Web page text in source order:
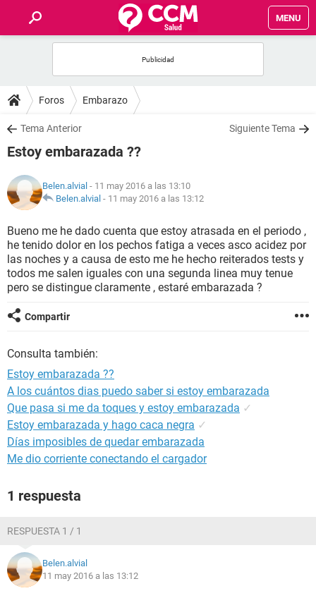
MENU
FOROS
SALUD
FAMILIA
NUTRICIÓN
BIENESTAR
SEXUALIDAD
GLOSARIO
Foros Embarazo
Tema Anterior Siguiente Tema
Estoy embarazada ??
Belen.alvial - 11 may 2016 a las 13:10
Belen.alvial - 11 may 2016 a las 13:12
Bueno me he dado cuenta que estoy atrasada en el periodo ,
he tenido dolor en los pechos fatiga a veces asco acidez por
las noches y a causa de esto me he hecho reiterados tests y
todos me salen iguales con una segunda linea muy tenue
pero se distingue claramente , estaré embarazada ?
Compartir
Consulta también:
Estoy embarazada ??
A los cuántos dias puedo saber si estoy embarazada
Que pasa si me da toques y estoy embarazada ✓
Estoy embarazada y hago caca negra ✓
Días imposibles de quedar embarazada
Me dio corriente conectando el cargador
1 respuesta
RESPUESTA 1 / 1
Belen.alvial
11 may 2016 a las 13:12